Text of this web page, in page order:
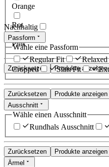
Orange
Rot
Pink
Zurücksetzen Produkte anzeigen
Nachhaltig
Passform
Wähle eine Passform
Regular Fit
Cropped
Slim Fit
Zurücksetzen
Produkte anzeigen
Ausschnitt
Wähle einen Ausschnitt
Rundhals Ausschnitt
Zurücksetzen
Produkte anzeigen
Ärmel